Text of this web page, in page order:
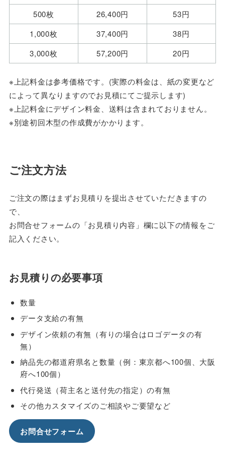
500枚
26,400円
53円
1,000枚
37,400円
38円
3,000枚
57,200円 20円
※上記料金は参考価格です。(実際の料金は、紙の変更など
によって異なりますのでお見積にてご提示します)
※上記料金にデザイン料金、送料は含まれておりません。
※別途初回木型の作成費がかかります。
ご注文方法
ご注文の際はまずお見積りを提出させていただきますの
で、
お問合せフォームの「お見積り内容」欄に以下の情報をご
記入ください。
お見積りの必要事項
数量
データ支給の有無
デザイン依頼の有無（有りの場合はロゴデータの有
無）
納品先の都道府県名と数量（例：東京都へ100個、大阪
府へ100個）
代行発送（荷主名と送付先の指定）の有無
その他カスタマイズのご相談やご要望など
お問合せフォーム